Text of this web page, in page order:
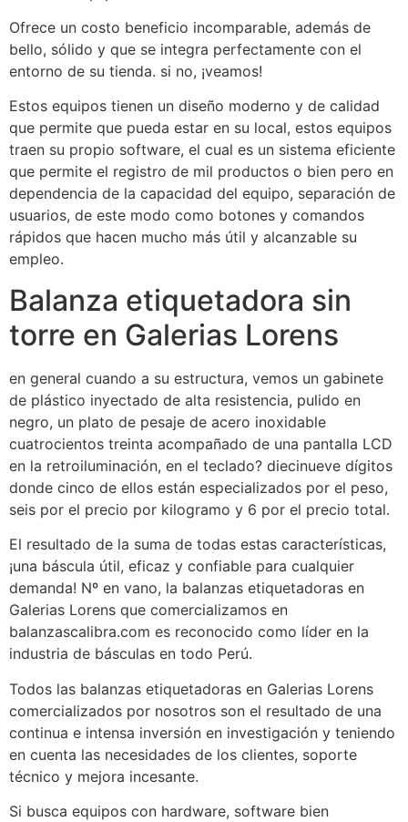
Ofrece un costo beneficio incomparable, además de
bello, sólido y que se integra perfectamente con el
entorno de su tienda. si no, ¡veamos!
Estos equipos tienen un diseño moderno y de calidad
que permite que pueda estar en su local, estos equipos
traen su propio software, el cual es un sistema eficiente
que permite el registro de mil productos o bien pero en
dependencia de la capacidad del equipo, separación de
usuarios, de este modo como botones y comandos
rápidos que hacen mucho más útil y alcanzable su
empleo.
Balanza etiquetadora sin
torre en Galerias Lorens
en general cuando a su estructura, vemos un gabinete
de plástico inyectado de alta resistencia, pulido en
negro, un plato de pesaje de acero inoxidable
cuatrocientos treinta acompañado de una pantalla LCD
en la retroiluminación, en el teclado? diecinueve dígitos
donde cinco de ellos están especializados por el peso,
seis por el precio por kilogramo y 6 por el precio total.
El resultado de la suma de todas estas características,
¡una báscula útil, eficaz y confiable para cualquier
demanda! Nº en vano, la balanzas etiquetadoras en
Galerias Lorens que comercializamos en
balanzascalibra.com es reconocido como líder en la
industria de básculas en todo Perú.
Todos las balanzas etiquetadoras en Galerias Lorens
comercializados por nosotros son el resultado de una
continua e intensa inversión en investigación y teniendo
en cuenta las necesidades de los clientes, soporte
técnico y mejora incesante.
Si busca equipos con hardware, software bien